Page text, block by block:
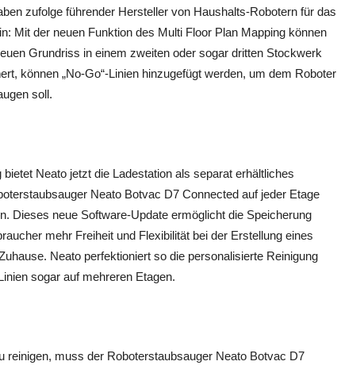
zufolge führender Hersteller von Haushalts-Robotern für das
Mit der neuen Funktion des Multi Floor Plan Mapping können
Grundriss in einem zweiten oder sogar dritten Stockwerk
können „No-Go“-Linien hinzugefügt werden, um dem Roboter
soll.
Neato jetzt die Ladestation als separat erhältliches
Neato Botvac D7 Connected auf jeder Etage
Dieses neue Software-Update ermöglicht die Speicherung
mehr Freiheit und Flexibilität bei der Erstellung eines
Neato perfektioniert so die personalisierte Reinigung
sogar auf mehreren Etagen.
reinigen, muss der Roboterstaubsauger Neato Botvac D7